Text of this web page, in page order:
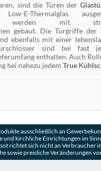
sind die Türen der
E-Thermalglas
werden mit
gebaut. Die Türgriffe der
ebenfalls mit einer
sind bei fast
enthalten. Auch
bei nahezu jedem True
ausschließlich an
und kirchliche Einrichtungen im
richtet sich nicht an Verbraucher
sowie preisliche Veränderungen